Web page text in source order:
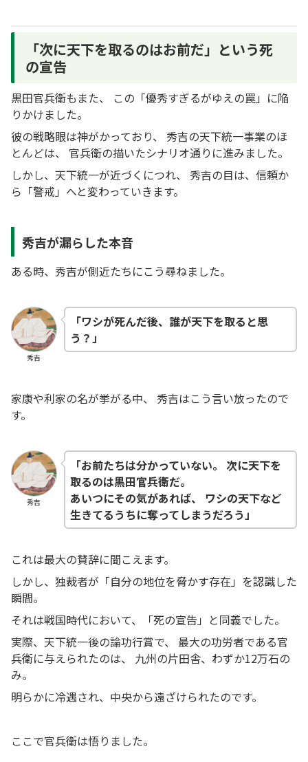
「次に天下を取るのはお前だ」という死
の宣告
黒田官兵衛もまた、 この「優秀すぎるがゆえの罠」に陥
りかけました。
彼の戦略眼は神がかっており、 秀吉の天下統一事業のほ
とんどは、 官兵衛の描いたシナリオ通りに進みました。
しかし、天下統一が近づくにつれ、 秀吉の目は、信頼か
ら「警戒」へと変わっていきます。
秀吉が漏らした本音
ある時、秀吉が側近たちにこう尋ねました。
秀吉
「ワシが死んだ後、誰が天下を取ると思
う？」
家康や利家の名が挙がる中、 秀吉はこう言い放ったので
す。
秀吉
「お前たちは分かっていない。
次に天下を
取るのは黒田官兵衛だ。
あいつにその気があれば、
ワシの天下など
生きてるうちに奪ってしまうだろう」
これは最大の賛辞に聞こえます。
しかし、独裁者が「自分の地位を脅かす存在」を認識した
瞬間。
それは戦国時代において、「死の宣告」と同義でした。
実際、天下統一後の論功行賞で、 最大の功労者である官
兵衛に与えられたのは、 九州の片田舎、わずか12万石の
み。
明らかに冷遇され、中央から遠ざけられたのです。
ここで官兵衛は悟りました。